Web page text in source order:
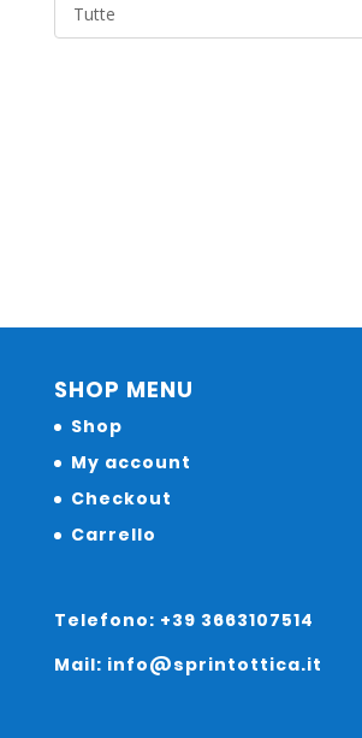
Tutte
SHOP MENU
Shop
My account
Checkout
Carrello
Telefono: +39 3663107514
Mail: info@sprintottica.it